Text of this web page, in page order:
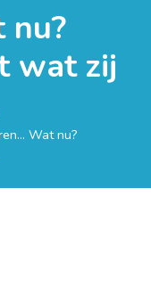
wat zij
Wat nu?